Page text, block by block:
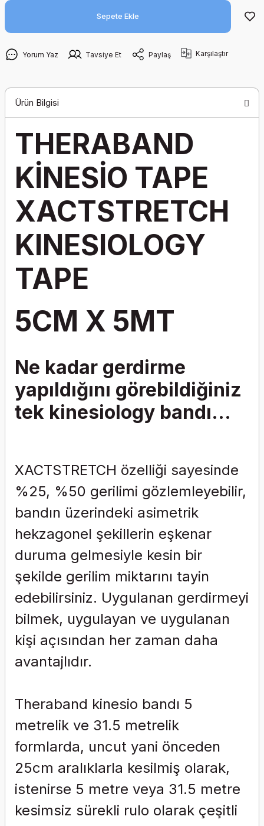
Sepete Ekle
Yorum Yaz Tavsiye Et Paylaş Karşılaştır
Ürün Bilgisi
THERABAND
KİNESİO TAPE
XACTSTRETCH
KINESIOLOGY
TAPE
5CM X 5MT
Ne kadar gerdirme
yapıldığını görebildiğiniz
tek kinesiology bandı...
XACTSTRETCH özelliği sayesinde
%25, %50 gerilimi gözlemleyebilir,
bandın üzerindeki asimetrik
hekzagonel şekillerin eşkenar
duruma gelmesiyle kesin bir
şekilde gerilim miktarını tayin
edebilirsiniz. Uygulanan gerdirmeyi
bilmek, uygulayan ve uygulanan
kişi açısından her zaman daha
avantajlıdır.
Theraband kinesio bandı 5
metrelik ve 31.5 metrelik
formlarda, uncut yani önceden
25cm aralıklarla kesilmiş olarak,
istenirse 5 metre veya 31.5 metre
kesimsiz sürekli rulo olarak çeşitli